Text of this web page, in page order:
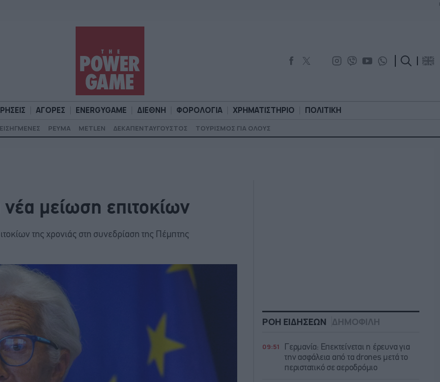
ΑΓΟΡΕΣ ENERGYGAME ΔΙΕΘΝΗ ΦΟΡΟΛΟΓΙΑ ΧΡΗΜΑΤΙΣΤΗΡΙΟ ΠΟΛΙΤΙΚΗ
ΕΙΣΗΓΜΕΝΕΣ ΡΕΥΜΑ METLEN ΔΕΚΑΠΕΝΤΑΥΓΟΥΣΤΟΣ ΤΟΥΡΙΣΜΟΣ ΓΙΑ ΟΛΟΥΣ
νέα μείωση επιτοκίων
της χρονιάς στη συνεδρίαση της Πέμπτης
ΡΟΗ ΕΙΔΗΣΕΩΝ ΔΗΜΟΦΙΛΗ
09:51
Γερμανία: Επεκτείνεται η έρευνα για
την ασφάλεια από τα drones μετά το
περιστατικό σε αεροδρόμιο